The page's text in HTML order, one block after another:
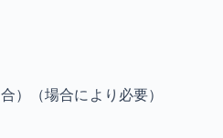
）
（場合により必要）